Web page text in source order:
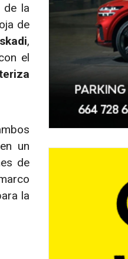
de la
de
,
el
un
de
la